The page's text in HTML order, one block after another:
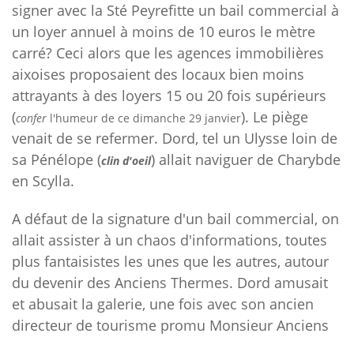
signer avec la Sté Peyrefitte un bail commercial à
un loyer annuel à moins de 10 euros le mètre
carré? Ceci alors que les agences immobilières
aixoises proposaient des locaux bien moins
attrayants à des loyers 15 ou 20 fois supérieurs
(confer l'humeur de ce dimanche 29 janvier). Le piège
venait de se refermer. Dord, tel un Ulysse loin de
sa Pénélope (clin d'oeil) allait naviguer de Charybde
en Scylla.
A défaut de la signature d'un bail commercial, on
allait assister à un chaos d'informations, toutes
plus fantaisistes les unes que les autres, autour
du devenir des Anciens Thermes. Dord amusait
et abusait la galerie, une fois avec son ancien
directeur de tourisme promu Monsieur Anciens